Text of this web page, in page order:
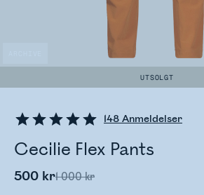
UTSOLGT
148 Anmeldelser
Cecilie Flex Pants
500 kr1 000 kr